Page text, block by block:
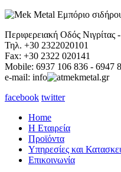
Περιφερειακή Οδός
Τηλ. +30 2322020101
Fax: +30 2322 020141
Mobile: 6937 106 836 - 6947
e-mail: info
mekmetal.gr
facebook twitter
Home
Η Εταιρεία
Προϊόντα
Υπηρεσίες και
Επικοινωνία